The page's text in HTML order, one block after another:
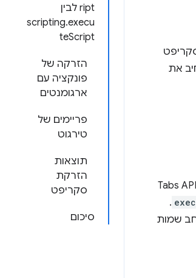
ript לבין
scripting.execu
teScript
הזרקה של
פונקציה עם
ארגומנטים
פריימים של
טירגוט
תוצאות
הזרקת
סקריפט
סיכום
את
כמה גורמים שונים הובילו את צוות Chrome להחליט להציג מרחבים שמות חדשים ליצירת סקריפטים. קודם כול, Tabs API
.
שמות